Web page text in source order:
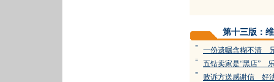
第十三版：
= 一份遗嘱含糊不清
= 五钻卖家是“黑店”
= 败诉方送感谢信 好